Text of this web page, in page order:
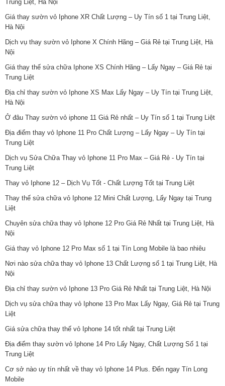
Trung Liệt, Hà Nội
Giá thay sườn vỏ Iphone XR Chất Lượng – Uy Tín số 1 tại Trung Liệt,
Hà Nội
Dịch vụ thay sườn vỏ Iphone X Chính Hãng – Giá Rẻ tại Trung Liệt, Hà
Nội
Giá thay thế sửa chữa Iphone XS Chính Hãng – Lấy Ngay – Giá Rẻ tại
Trung Liệt
Địa chỉ thay sườn vỏ Iphone XS Max Lấy Ngay – Uy Tín tại Trung Liệt,
Hà Nội
Ở đâu Thay sườn vỏ iphone 11 Giá Rẻ nhất – Uy Tín số 1 tại Trung Liệt
Địa điểm thay vỏ Iphone 11 Pro Chất Lượng – Lấy Ngay – Uy Tín tại
Trung Liệt
Dịch vụ Sửa Chữa Thay vỏ Iphone 11 Pro Max – Giá Rẻ - Uy Tín tại
Trung Liệt
Thay vỏ Iphone 12 – Dịch Vụ Tốt - Chất Lượng Tốt tại Trung Liệt
Thay thế sửa chữa vỏ Iphone 12 Mini Chất Lượng, Lấy Ngay tại Trung
Liệt
Chuyên sửa chữa thay vỏ Iphone 12 Pro Giá Rẻ Nhất tại Trung Liệt, Hà
Nội
Giá thay vỏ Iphone 12 Pro Max số 1 tại Tín Long Mobile là bao nhiêu
Nơi nào sửa chữa thay vỏ Iphone 13 Chất Lượng số 1 tại Trung Liệt, Hà
Nội
Địa chỉ thay sườn vỏ Iphone 13 Pro Giá Rẻ Nhất tại Trung Liệt, Hà Nội
Dịch vụ sửa chữa thay vỏ Iphone 13 Pro Max Lấy Ngay, Giá Rẻ tại Trung
Liệt
Giá sửa chữa thay thế vỏ Iphone 14 tốt nhất tại Trung Liệt
Địa điểm thay sườn vỏ Iphone 14 Pro Lấy Ngay, Chất Lượng Số 1 tại
Trung Liệt
Cơ sở nào uy tín nhất về thay vỏ Iphone 14 Plus. Đến ngay Tín Long
Mobile